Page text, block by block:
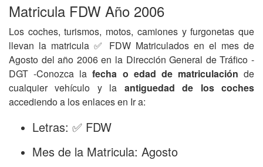
Matricula FDW Año 2006
Los coches, turismos, motos, camiones y furgonetas que
llevan la matricula ✅ FDW Matriculados en el mes de
Agosto del año 2006 en la Dirección General de Tráfico -
DGT -Conozca lafecha o edad de matriculación de
cualquier vehículo y la antiguedad de los coches
accediendo a los enlaces en Ir a:
Letras: ✅ FDW
Mes de la Matricula: Agosto